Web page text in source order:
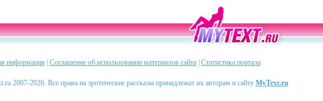
информация Соглашение об использовании материалов сайта| Статистика портала
2007-2026. Все права на эротические рассказы принадлежат их авторам и сайту MyText.ru